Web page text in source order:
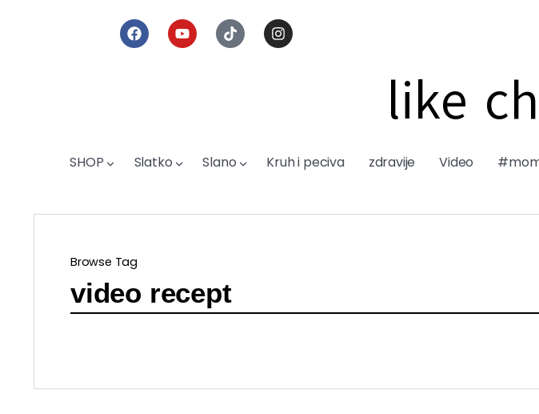
like
SHOP Slatko Slano Kruh i peciva zdravije Video
Browse Tag
video recept